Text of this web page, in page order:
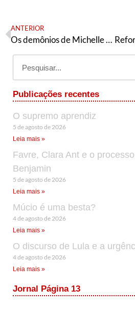
ANTERIOR
Os demônios de Michelle Bolsonaro
Publicações recentes
O supremo aprendiz
5 de agosto de 2026
Leia mais »
Favre, Clara Ant e o
Benjamin
5 de agosto de 2026
Leia mais »
Múcio é uma besta?
4 de agosto de 2026
Leia mais »
O discurso de Lula e a
4 de agosto de 2026
Leia mais »
Jornal Página 13